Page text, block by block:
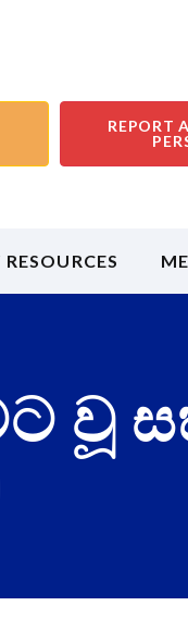
REPORT
RESOURCES
වූ